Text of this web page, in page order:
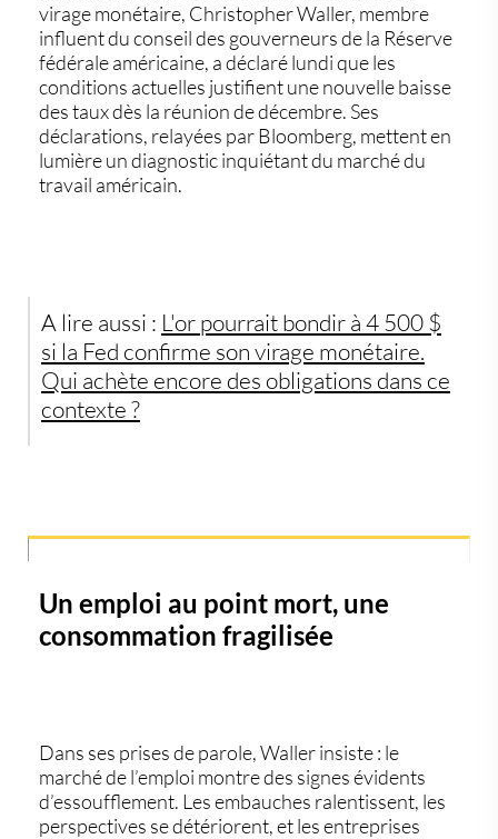
virage monétaire, Christopher Waller, membre
influent du conseil des gouverneurs de la Réserve
fédérale américaine, a déclaré lundi queles
conditions actuelles justifient une nouvelle baisse
des taux dès la réunion de décembre. Ses
déclarations, relayées par Bloomberg, mettent en
lumière un diagnostic inquiétant du marché du
travail américain.
A lire aussi : L'or pourrait bondir à4 500 $
si la Fed confirme son virage monétaire.
Qui achète encore des obligations dans ce
contexte ?
Un emploi au point mort, une
consommation fragilisée
Dans ses prises de parole, Waller insiste : le
marché de l’emploi montre des signes évidents
d’essoufflement. Les embauches ralentissent, les
perspectives se détériorent, et les entreprises